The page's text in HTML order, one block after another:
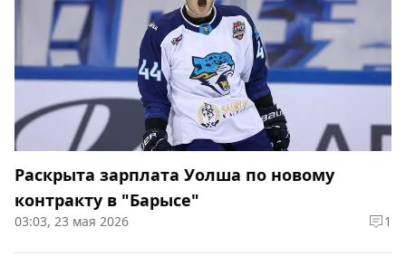
Раскрыта зарплата Уолша по новому
контракту в "Барысе"
03:03, 23 мая 2026 1